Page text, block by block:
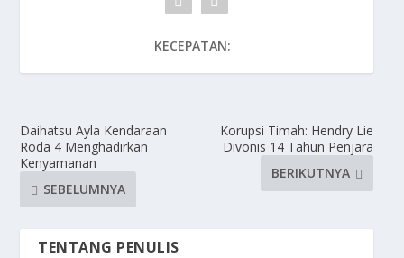
KECEPATAN:
Daihatsu Ayla Kendaraan
Roda 4 Menghadirkan
Kenyamanan
SEBELUMNYA
Korupsi Timah: Hendry Lie
Divonis 14 Tahun Penjara
BERIKUTNYA
TENTANG PENULIS